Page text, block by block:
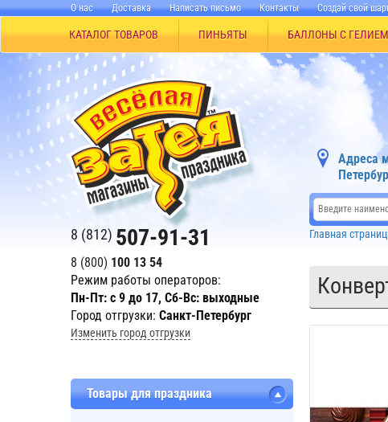
О нас Доставка Написать письмо Контакты Создай свой
КАТАЛОГ ТОВАРОВ ПИНЬЯТЫ БАЛЛОНЫ С ГЕЛИЕМ
8 (812) 507-91-31
8 (800) 100 13 54
Режим работы операторов:
Пн-Пт: с 9 до 17, Сб-Вс: выходные
Город отгрузки: Санкт-Петербург
Изменить город отгрузки
Товары для праздника
Адреса
Главная